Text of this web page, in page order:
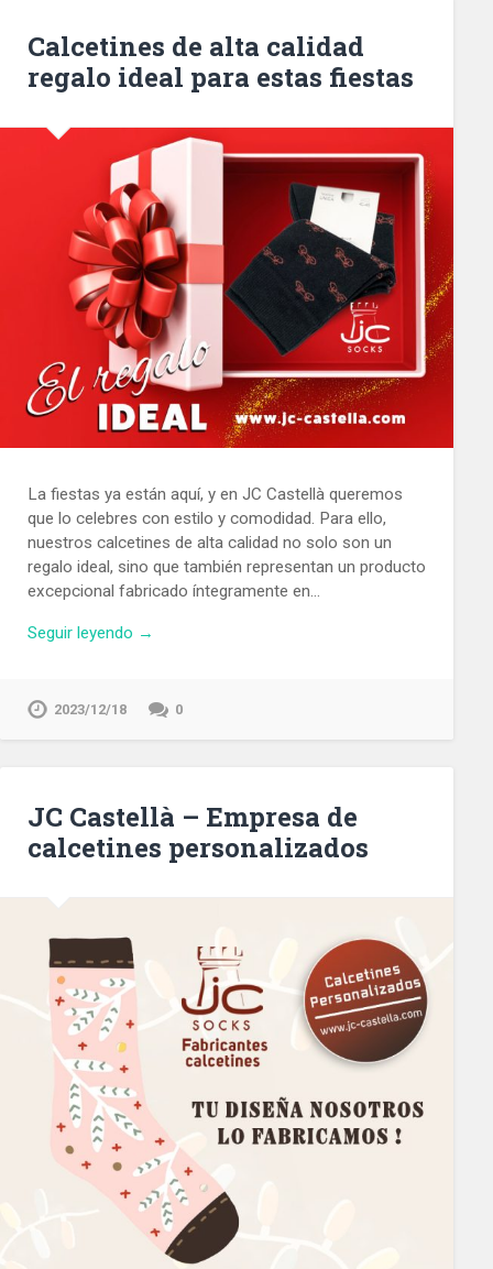
Calcetines de alta calidad
regalo ideal para estas fiestas
La fiestas ya están aquí, y en JC Castellà queremos
que lo celebres con estilo y comodidad. Para ello,
nuestros calcetines de alta calidad no solo son un
regalo ideal, sino que también representan un producto
excepcional fabricado íntegramente en…
Seguir leyendo →
2023/12/18 0
JC Castellà – Empresa de
calcetines personalizados